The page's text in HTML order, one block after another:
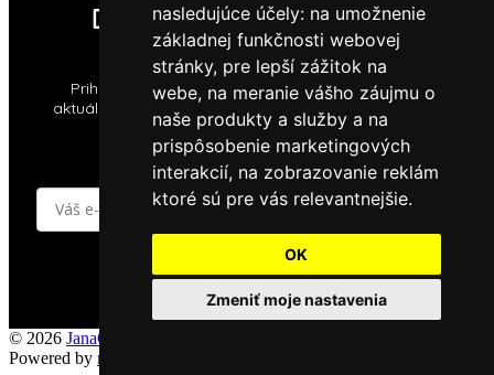
nasledujúce účely: na umožnenie
základnej funkčnosti webovej
stránky, pre lepší zážitok na
webe, na meranie vášho záujmu o
naše produkty a služby a na
prispôsobenie marketingových
interakcií, na zobrazovanie reklám
ktoré sú pre vás relevantnejšie.
OK
Zmeniť moje nastavenia
Dostávajte copy-aktuality!
Prihláste sa k odberu noviniek a majte prehľad o
aktuálnych marketingových trendoch, ktoré budú pre
vašu firmu neoceniteľným prínosom!
Prihlásiť
© 2026 JanaCopy
Powered by matuskubik.sk